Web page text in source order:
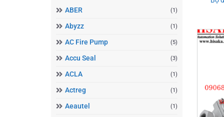
ABER (1)
Abyzz (1)
AC Fire Pump (5)
Accu Seal (3)
ACLA (1)
Actreg (1)
Aeautel (1)